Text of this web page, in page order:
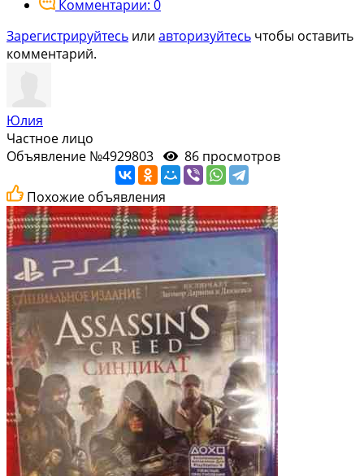
Комментарии: 0
Зарегистрируйтесь или авторизуйтесь чтобы оставить
комментарий.
Юлия
Частное лицо
Объявление №4929803
86 просмотров
Похожие объявления